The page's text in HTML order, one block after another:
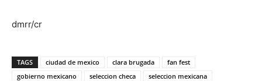
dmrr/cr
TAGS ciudad de mexico clara brugada
fan fest
gobierno mexicano
seleccion checa seleccion mexicana